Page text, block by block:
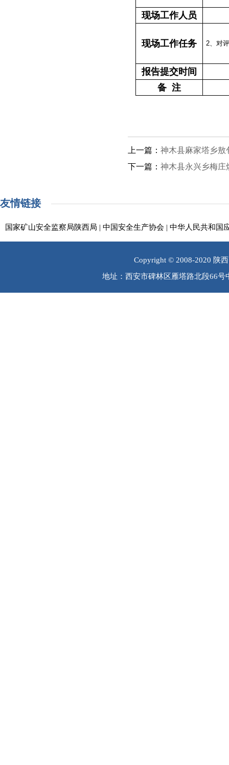
现场工作人员
现场工作任务 2、 对
报告提交时间
备 注
上一篇： 神木县麻家塔乡敖
下一篇： 神木县永兴乡梅庄
友情链接
国家矿山安全监察局陕西局 | 中国安全生产协会 | 中华人民共和国
Copyright © 2008-2020 陕
地址：西安市碑林区雁塔路北段66